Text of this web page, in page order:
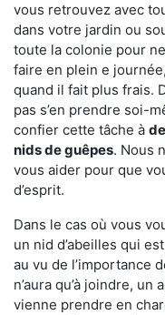
vous retrouvez avec
dans votre jardin ou
toute la colonie pour
faire en plein e
quand il fait plus frais.
pas s’en prendre soi-
confier cette tâche à
nids de guêpes. Nous
vous aider pour que
d’esprit.
Dans le cas où vous
un nid d’abeilles qui
au vu de l’importance
n’aura qu’à joindre,
vienne prendre en